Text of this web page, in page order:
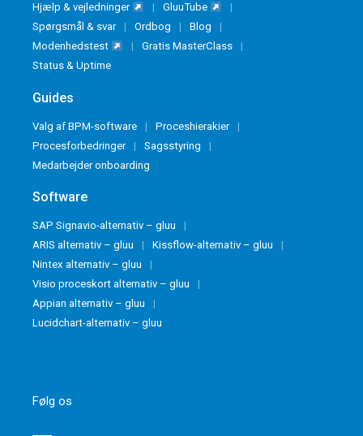
Hjælp & vejledninger
GluuTube
Spørgsmål & svar
Ordbog
Blog
Modenhedstest
Gratis MasterClass
Status & Uptime
Guides
Valg af BPM-software
Proceshierakier
Procesforbedringer
Sagsstyring
Medarbejder onboarding
Software
SAP Signavio-alternativ – gluu
ARIS alternativ – gluu
Kissflow-alternativ – gluu
Nintex alternativ – gluu
Visio proceskort alternativ – gluu
Appian alternativ – gluu
Lucidchart-alternativ – gluu
Følg os